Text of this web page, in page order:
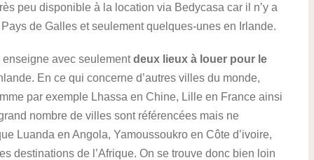
peu disponible à la location via Bedycasa car il n’y a
de Galles et seulement quelques-unes en Irlande.
enseigne avec seulementdeux lieux à louer pour le
En ce qui concerne d’autres villes du monde,
par exemple Lhassa en Chine, Lille en France ainsi
nombre de villes sont référencées mais ne
Luanda en Angola, Yamoussoukro en Côte d’ivoire,
destinations de l’Afrique. On se trouve donc bien loin